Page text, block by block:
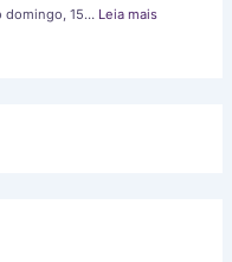
domingo, 15… Leia mais